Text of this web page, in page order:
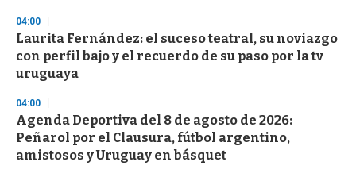
04:00
Laurita Fernández: el suceso teatral, su noviazgo
con perfil bajo y el recuerdo de su paso por la tv
uruguaya
04:00
Agenda Deportiva del 8 de agosto de 2026:
Peñarol por el Clausura, fútbol argentino,
amistosos y Uruguay en básquet